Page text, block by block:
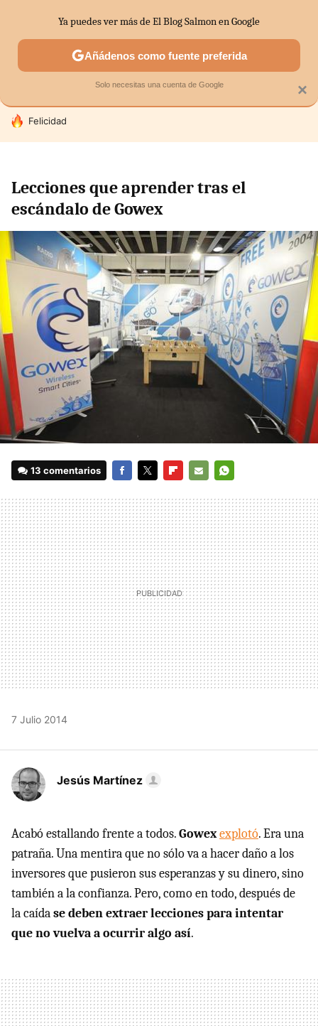
SECTORES ECONOMÍA DOMÉSTICA MERCADOS
HOY SE HABLA DE
Felicidad
Lecciones que aprender tras el
escándalo de Gowex
13 comentarios
MAIL
7 Julio 2014
Jesús Martínez
Acabó estallando frente a todos.Gowexexplotó. Era una
patraña. Una mentira que no sólo va a hacer daño a los
inversores que pusieron sus esperanzas y su dinero, sino
también a la confianza. Pero, como en todo, después de
la caídase deben extraer lecciones para intentar
que no vuelva a ocurrir algo así.
×
Ya puedes ver más de El Blog Salmon en Google
Añádenos como fuente preferida
Solo necesitas una cuenta de Google